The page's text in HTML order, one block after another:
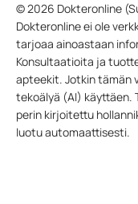
© 2026 Dokteronline
Dokteronline ei ole
tarjoaa ainoastaan
Konsultaatioita ja
apteekit. Jotkin tämän
tekoälyä (AI) käyttäen.
perin kirjoitettu
luotu automaattisesti.